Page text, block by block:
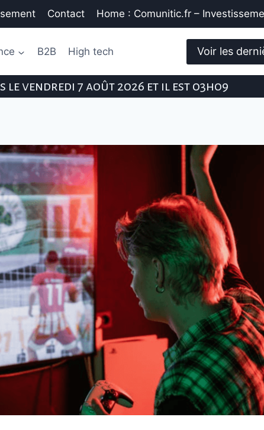
Contact Home : Comunitic.fr –
B2B High tech Voir les
le vendredi 7 août 2026 et il est 03h09